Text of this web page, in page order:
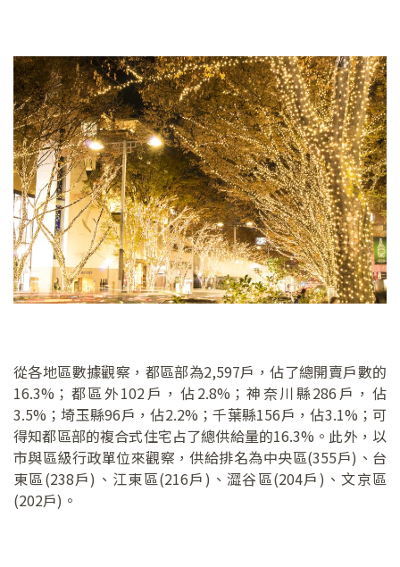
從各地區數據觀察，都區部為2,597戶，佔了總開賣戶數的
16.3%；都區外102戶，佔2.8%；神奈川縣286戶，佔
3.5%；埼玉縣96戶，佔2.2%；千葉縣156戶，佔3.1%；可
得知都區部的複合式住宅占了總供給量的16.3%。此外，以
市與區級行政單位來觀察，供給排名為中央區(355戶)、台
東區(238戶)、江東區(216戶)、澀谷區(204戶)、文京區
(202戶)。